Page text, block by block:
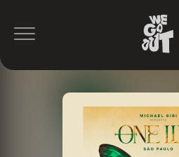
Michael
Be
Onhttps://www.instagram.com/